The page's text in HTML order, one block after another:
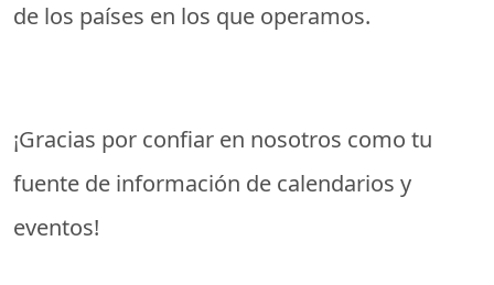
de los países en los que operamos.
¡Gracias por confiar en nosotros como tu
fuente de información de calendarios y
eventos!